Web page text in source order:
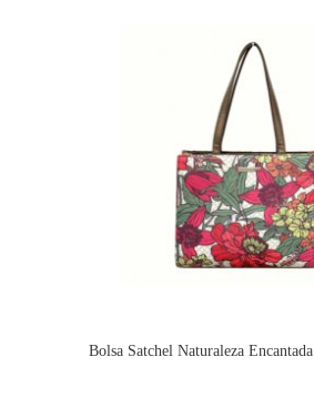
Bolsa Satchel Naturaleza Encantada